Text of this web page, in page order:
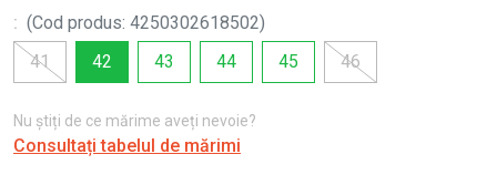
: (Cod produs: 4250302618502)
41
42 43 44 45 46
Nu știți de ce mărime aveți nevoie?
Consultați tabelul de mărimi